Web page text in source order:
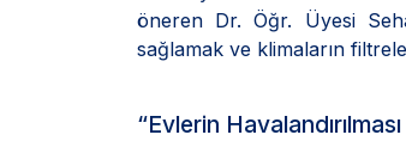
öneren Dr. Öğr. Üyesi
sağlamak ve klimaların
“Evlerin